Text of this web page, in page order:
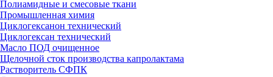
Полиамидные и смесовые ткани
Промышленная химия
Циклогексанон технический
Циклогексан технический
Масло ПОД очищенное
Щелочной сток производства капролактама
Растворитель СФПК